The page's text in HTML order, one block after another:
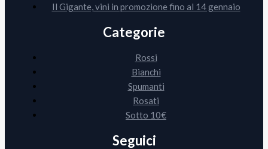
Il Gigante, vini in promozione fino al 14 gennaio
Categorie
Rossi
Bianchi
Spumanti
Rosati
Sotto 10€
Seguici